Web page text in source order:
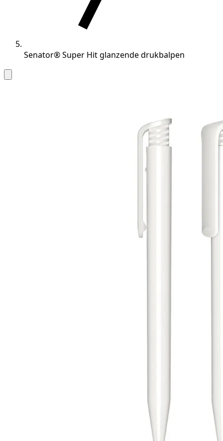
Senator® Super Hit glanzende drukbalpen